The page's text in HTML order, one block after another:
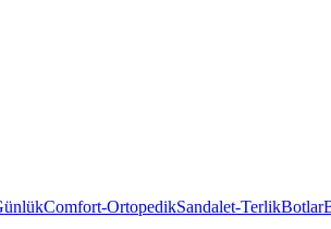
Comfort-OrtopedikSandalet-TerlikBotlar